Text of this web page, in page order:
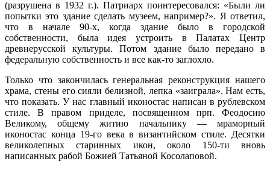
(разрушена в 1932 г.). Патриарх поинтересовался: «Были ли
попытки это здание сделать музеем, например?». Я ответил,
что в начале 90-х, когда здание было в городской
собственности, была идея устроить в Палатах Центр
древнерусской культуры. Потом здание было передано в
федеральную собственность и все как-то заглохло.
Только что закончилась генеральная реконструкция нашего
храма, стены его сияли белизной, лепка «заиграла». Нам есть,
что показать. У нас главный иконостас написан в рублевском
стиле. В правом приделе, посвященном прп. Феодосию
Великому, общему житию начальнику — мраморный
иконостас конца 19-го века в византийском стиле. Десятки
великолепных старинных икон, около 150-ти вновь
написанных рабой Божией Татьяной Косолаповой.